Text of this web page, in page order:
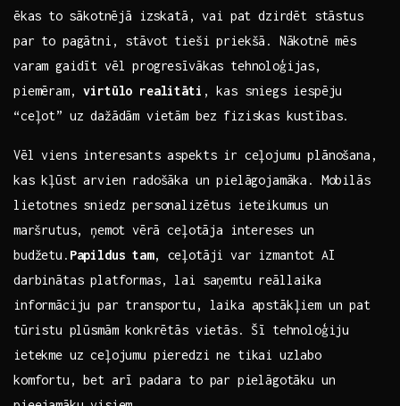
⁣ēkas‍ to ⁤sākotnējā‍ izskatā,​ vai‍ pat‍ dzirdēt stāstus
par to​ pagātni,‍ stāvot​ tieši priekšā.⁤ Nākotnē mēs
varam gaidīt ​vēl progresīvākas ​tehnoloģijas,
piemēram,virtūlo realitāti , ‌kas‌ sniegs⁣ iespēju⁢
“ceļot” uz dažādām vietām‌ bez‍ fiziskas kustības.
Vēl viens‍ interesants aspekts ir ceļojumu‍ plānošana,
kas kļūst arvien radošāka un⁣ pielāgojamāka. Mobilās
lietotnes ​sniedz ‍personalizētus ieteikumus un
⁤maršrutus, ņemot⁤ vērā ceļotāja intereses ⁣un
budžetu. Papildus tam, ceļotāji var izmantot AI
darbinātas platformas, lai saņemtu reāllaika
informāciju par transportu, ​laika apstākļiem un⁤ pat
⁤tūristu plūsmām konkrētās vietās. Šī tehnoloģiju
ietekme uz ceļojumu pieredzi ne​ tikai​ uzlabo⁢
komfortu, ‌bet ‍arī padara to par⁣ pielāgotāku​ un⁤